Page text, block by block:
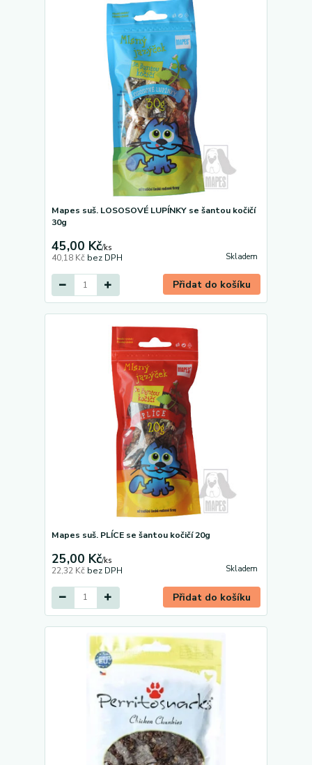
Mapes suš. LOSOSOVÉ LUPÍNKY se šantou kočičí
30g
45,00 Kč/ks
40,18 Kč bez DPH Skladem
Přidat do košíku
Mapes suš. PLÍCE se šantou kočičí 20g
25,00 Kč/ks
22,32 Kč bez DPH Skladem
Přidat do košíku